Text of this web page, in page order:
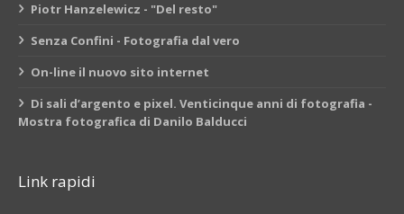
Piotr Hanzelewicz - "Del resto"
Senza Confini - Fotografia dal vero
On-line il nuovo sito internet
Di sali d’argento e pixel. Venticinque anni di fotografia -
Mostra fotografica di Danilo Balducci
Link rapidi